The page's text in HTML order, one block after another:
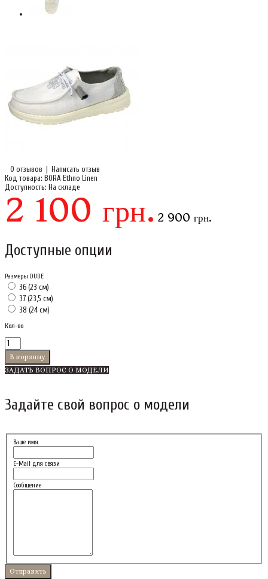
0 отзывов
Написать отзыв
Код товара: BORA Ethno Linen
Доступность: На складе
2 100 грн. 2 900 грн.
Доступные опции
Размеры DUDE
36 (23 см)
37 (23,5 см)
38 (24 см)
Кол-во
ЗАДАТЬ ВОПРОС О МОДЕЛИ
Задайте свой вопрос о модели
Ваше имя
E-Mail для связи
Сообщение